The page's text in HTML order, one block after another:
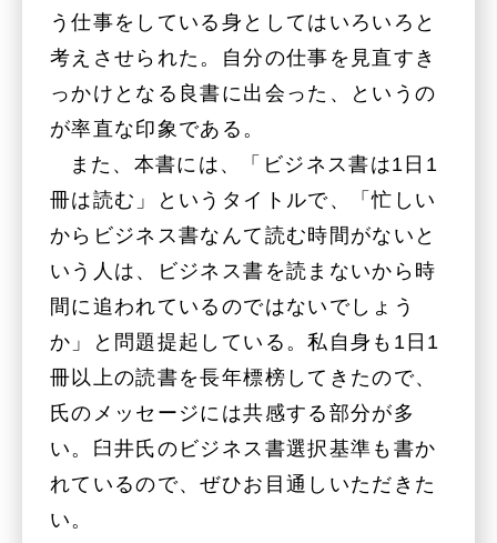
う仕事をしている身としてはいろいろと
考えさせられた。自分の仕事を見直すき
っかけとなる良書に出会った、というの
が率直な印象である。
また、本書には、「ビジネス書は1日1
冊は読む」というタイトルで、「忙しい
からビジネス書なんて読む時間がないと
いう人は、ビジネス書を読まないから時
間に追われているのではないでしょう
か」と問題提起している。私自身も1日1
冊以上の読書を長年標榜してきたので、
氏のメッセージには共感する部分が多
い。臼井氏のビジネス書選択基準も書か
れているので、ぜひお目通しいただきた
い。